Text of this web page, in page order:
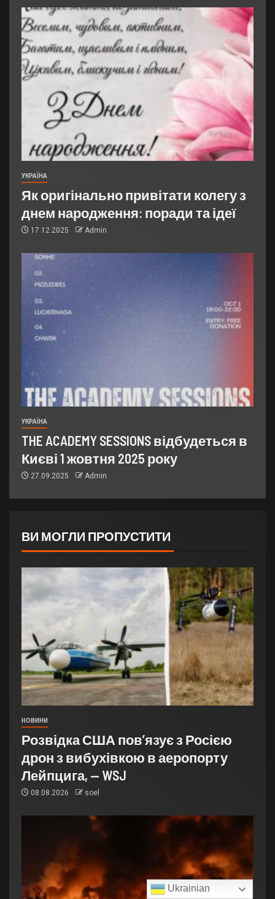
УКРАЇНА
Як оригінально привітати колегу з
днем народження: поради та ідеї
17.12.2025 Admin
УКРАЇНА
THE ACADEMY SESSIONS відбудеться в
Києві 1 жовтня 2025 року
27.09.2025 Admin
ВИ МОГЛИ ПРОПУСТИТИ
НОВИНИ
Розвідка США пов’язує з Росією
дрон з вибухівкою в аеропорту
Лейпцига, — WSJ
08.08.2026 soel
Ukrainian